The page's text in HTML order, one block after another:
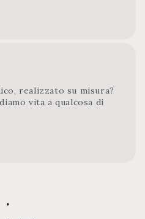
realizzato su misura?
vita a qualcosa di
.